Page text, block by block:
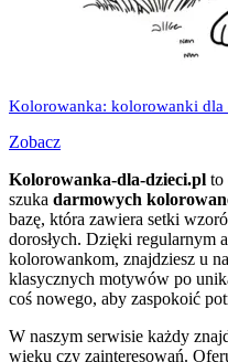
Kolorowanka: kolorowanki dla
Zobacz
Kolorowanka-dla-dzieci.pl to
szuka darmowych
bazę, która zawiera setki
dorosłych. Dzięki regularnym
kolorowankom, znajdziesz u
klasycznych motywów po
coś nowego, aby zaspokoić
W naszym serwisie każdy
wieku czy zainteresowań.